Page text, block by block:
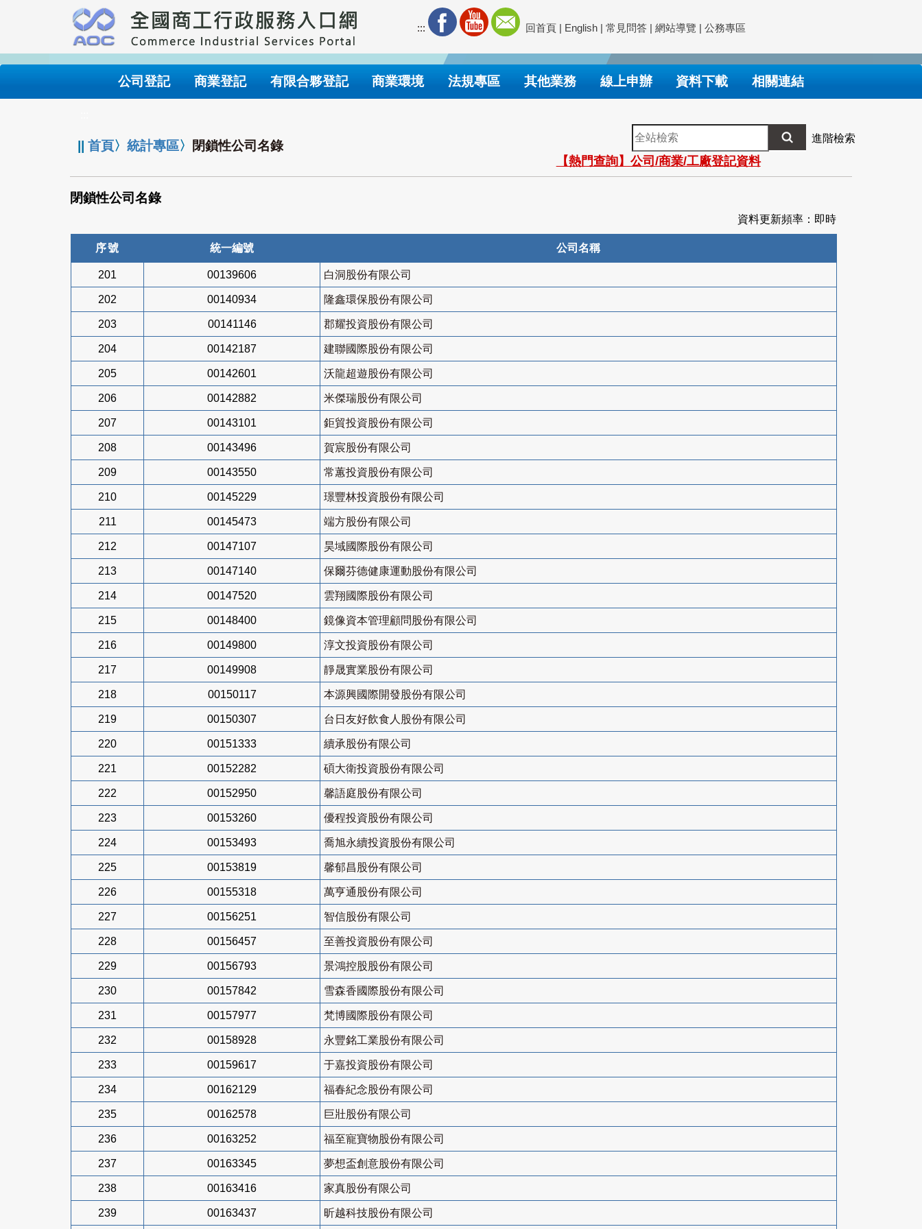
要
內
::: 回首頁 | English | 常見問答 | 網站導覽 | 公務專區
公司登記 商業登記 有限合夥登記 商業環境 法規專區 其他業務 線上申辦 資料下載 相關連結
||首頁〉統計專區〉 閉鎖性公司名錄
全
站
檢
索
進階檢索
【熱門查詢】公司/商業/工廠登記資料
閉鎖性公司名錄
資料更新頻率：即時
序號 統一編號 公司名稱
201 00139606 白洞股份有限公司
202 00140934 隆鑫環保股份有限公司
203 00141146 郡耀投資股份有限公司
204 00142187 建聯國際股份有限公司
205 00142601 沃龍超遊股份有限公司
206 00142882 米傑瑞股份有限公司
207 00143101 鉅貿投資股份有限公司
208 00143496 賀宸股份有限公司
209 00143550 常蕙投資股份有限公司
210 00145229 璟豐林投資股份有限公司
211 00145473 端方股份有限公司
212 00147107 昊域國際股份有限公司
213 00147140 保爾芬德健康運動股份有限公司
214 00147520 雲翔國際股份有限公司
215 00148400 鏡像資本管理顧問股份有限公司
216 00149800 淳文投資股份有限公司
217 00149908 靜晟實業股份有限公司
218 00150117 本源興國際開發股份有限公司
219 00150307 台日友好飲食人股份有限公司
220 00151333 續承股份有限公司
221 00152282 碩大衛投資股份有限公司
222 00152950 馨語庭股份有限公司
223 00153260 優程投資股份有限公司
224 00153493 喬旭永續投資股份有限公司
225 00153819 馨郁昌股份有限公司
226 00155318 萬亨通股份有限公司
227 00156251 智信股份有限公司
228 00156457 至善投資股份有限公司
229 00156793 景鴻控股股份有限公司
230 00157842 雪森香國際股份有限公司
231 00157977 梵博國際股份有限公司
232 00158928 永豐銘工業股份有限公司
233 00159617 于嘉投資股份有限公司
234 00162129 福春紀念股份有限公司
235 00162578 巨壯股份有限公司
236 00163252 福至寵寶物股份有限公司
237 00163345 夢想盃創意股份有限公司
238 00163416 家真股份有限公司
239 00163437 昕越科技股份有限公司